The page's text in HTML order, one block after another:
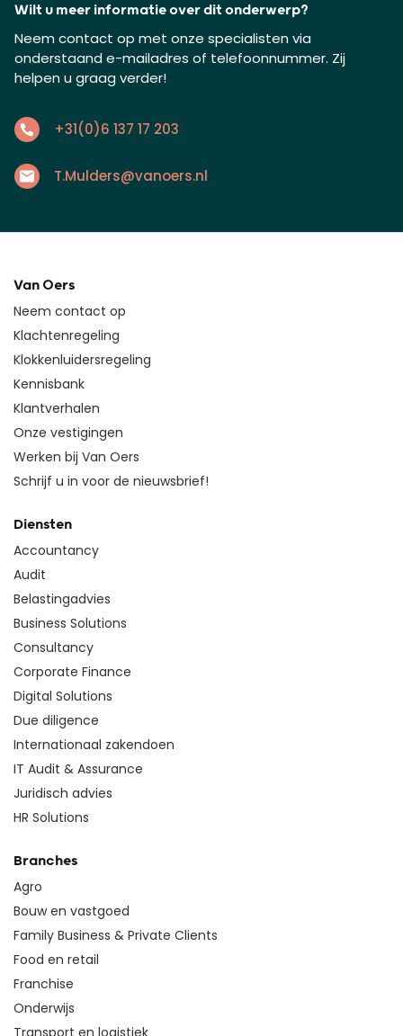
Wilt u meer informatie over dit onderwerp?
Neem contact op met onze specialisten via
onderstaand e-mailadres of telefoonnummer. Zij
helpen u graag verder!
+31(0)6 137 17 203
T.Mulders@vanoers.nl
Van Oers
Neem contact op
Klachtenregeling
Klokkenluidersregeling
Kennisbank
Klantverhalen
Onze vestigingen
Werken bij Van Oers
Schrijf u in voor de nieuwsbrief!
Diensten
Accountancy
Audit
Belastingadvies
Business Solutions
Consultancy
Corporate Finance
Digital Solutions
Due diligence
Internationaal zakendoen
IT Audit & Assurance
Juridisch advies
HR Solutions
Branches
Agro
Bouw en vastgoed
Family Business & Private Clients
Food en retail
Franchise
Onderwijs
Transport en logistiek